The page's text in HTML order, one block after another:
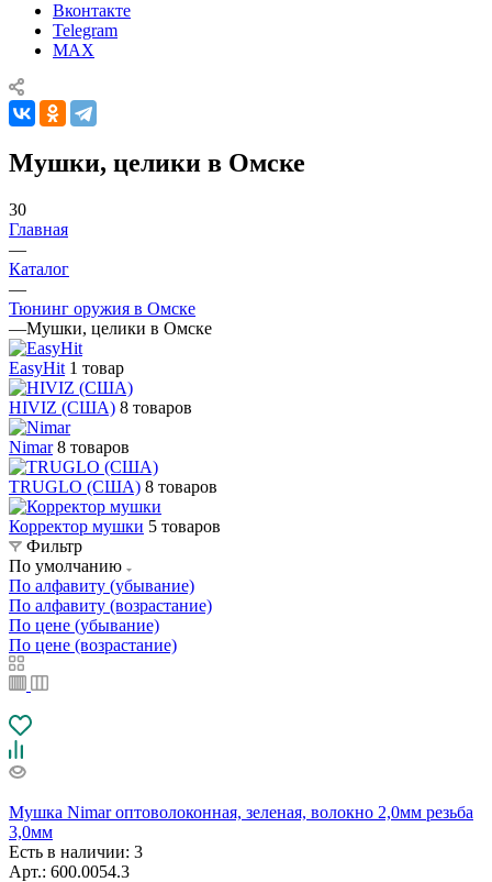
Вконтакте
Telegram
MAX
Мушки, целики в Омске
30
Главная
—
Каталог
—
Тюнинг оружия в Омске
—Мушки, целики в Омске
EasyHit 1 товар
HIVIZ (США) 8 товаров
Nimar 8 товаров
TRUGLO (США) 8 товаров
Корректор мушки 5 товаров
Фильтр
По умолчанию
По алфавиту (убывание)
По алфавиту (возрастание)
По цене (убывание)
По цене (возрастание)
Мушка Nimar оптоволоконная, зеленая, волокно 2,0мм резьба
3,0мм
Есть в наличии: 3
Арт.: 600.0054.3